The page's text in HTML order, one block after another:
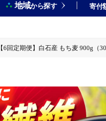
地域から探す 寄付
【6回定期便】白石産 もち麦 900g